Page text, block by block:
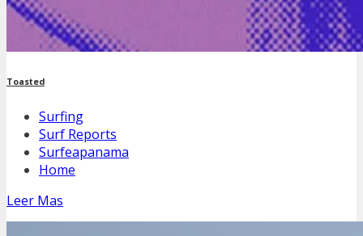
Toasted
Surfing
Surf Reports
Surfeapanama
Home
Leer Mas